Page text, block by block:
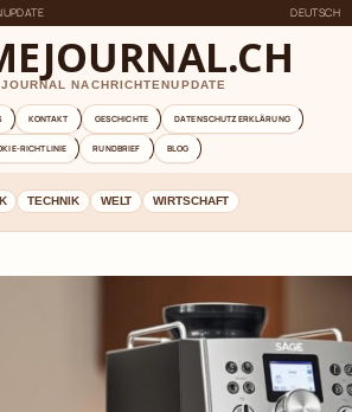
DEUTSCH
NACHRICHTENUPDATE
KONTAKT GESCHICHTE DATENSCHUTZERKLÄRUNG
RICHTLINIE RUNDBRIEF BLOG
TECHNIK WELT WIRTSCHAFT